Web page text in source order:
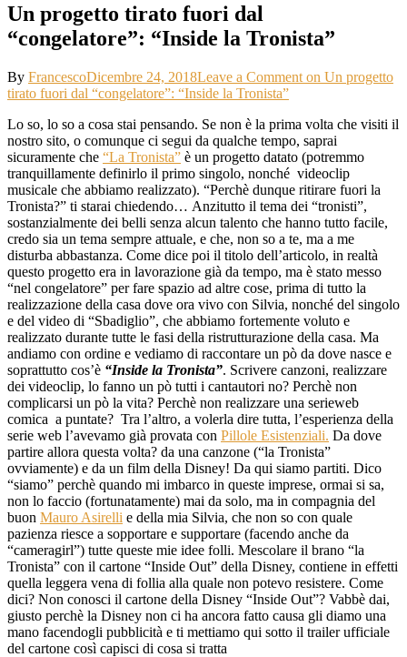
Un progetto tirato fuori dal
“congelatore”: “Inside la Tronista”
By FrancescoDicembre 24, 2018Leave a Comment on Un progetto
tirato fuori dal “congelatore”: “Inside la Tronista”
Lo so, lo so a cosa stai pensando. Se non è la prima volta che visiti il
nostro sito, o comunque ci segui da qualche tempo, saprai
sicuramente che “La Tronista” è un progetto datato (potremmo
tranquillamente definirlo il primo singolo, nonché videoclip
musicale che abbiamo realizzato). “Perchè dunque ritirare fuori la
Tronista?” ti starai chiedendo… Anzitutto il tema dei “tronisti”,
sostanzialmente dei belli senza alcun talento che hanno tutto facile,
credo sia un tema sempre attuale, e che, non so a te, ma a me
disturba abbastanza. Come dice poi il titolo dell’articolo, in realtà
questo progetto era in lavorazione già da tempo, ma è stato messo
“nel congelatore” per fare spazio ad altre cose, prima di tutto la
realizzazione della casa dove ora vivo con Silvia, nonché del singolo
e del video di “Sbadiglio”, che abbiamo fortemente voluto e
realizzato durante tutte le fasi della ristrutturazione della casa. Ma
andiamo con ordine e vediamo di raccontare un pò da dove nasce e
soprattutto cos’è “Inside la Tronista”. Scrivere canzoni, realizzare
dei videoclip, lo fanno un pò tutti i cantautori no? Perchè non
complicarsi un pò la vita? Perchè non realizzare una serieweb
comica a puntate? Tra l’altro, a volerla dire tutta, l’esperienza della
serie web l’avevamo già provata con Pillole Esistenziali. Da dove
partire allora questa volta? da una canzone (“la Tronista”
ovviamente) e da un film della Disney! Da qui siamo partiti. Dico
“siamo” perchè quando mi imbarco in queste imprese, ormai si sa,
non lo faccio (fortunatamente) mai da solo, ma in compagnia del
buon Mauro Asirelli e della mia Silvia, che non so con quale
pazienza riesce a sopportare e supportare (facendo anche da
“cameragirl”) tutte queste mie idee folli. Mescolare il brano “la
Tronista” con il cartone “Inside Out” della Disney, contiene in effetti
quella leggera vena di follia alla quale non potevo resistere. Come
dici? Non conosci il cartone della Disney “Inside Out”? Vabbè dai,
giusto perchè la Disney non ci ha ancora fatto causa gli diamo una
mano facendogli pubblicità e ti mettiamo qui sotto il trailer ufficiale
del cartone così capisci di cosa si tratta